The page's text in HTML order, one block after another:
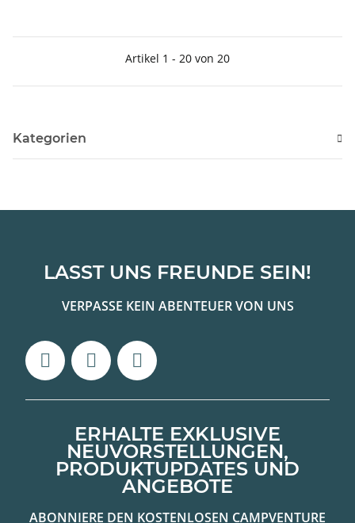
Artikel 1 - 20 von 20
Kategorien
LASST UNS FREUNDE SEIN!
VERPASSE KEIN ABENTEUER VON UNS
ERHALTE EXKLUSIVE
NEUVORSTELLUNGEN,
PRODUKTUPDATES UND
ANGEBOTE
ABONNIERE DEN KOSTENLOSEN CAMPVENTURE